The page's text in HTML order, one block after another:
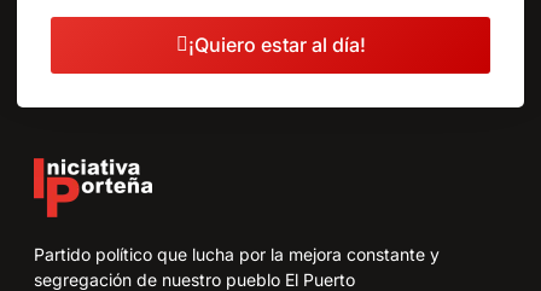
¡Quiero estar al día!
Partido político que lucha por la mejora constante y
segregación de nuestro pueblo El Puerto